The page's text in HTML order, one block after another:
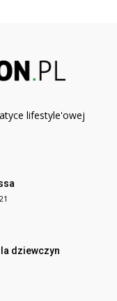
lifestyle'owej
dziewczyn